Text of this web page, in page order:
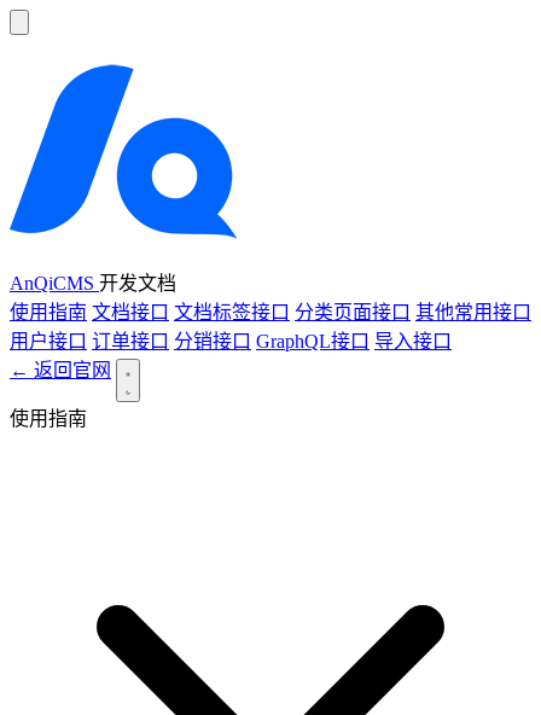
AnQiCMS 开发文档
使用指南 文档接口 文档标签接口 分类页面接口 其他常用接口
用户接口 订单接口 分销接口 GraphQL接口 导入接口
← 返回官网
使用指南